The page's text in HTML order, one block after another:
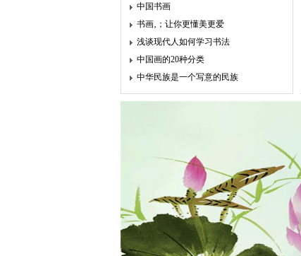
中国书画
书画‚；让你更懂美更爱
浅谈现代人如何学习书法
中国画的20种分类
中华民族是一个写意的民族